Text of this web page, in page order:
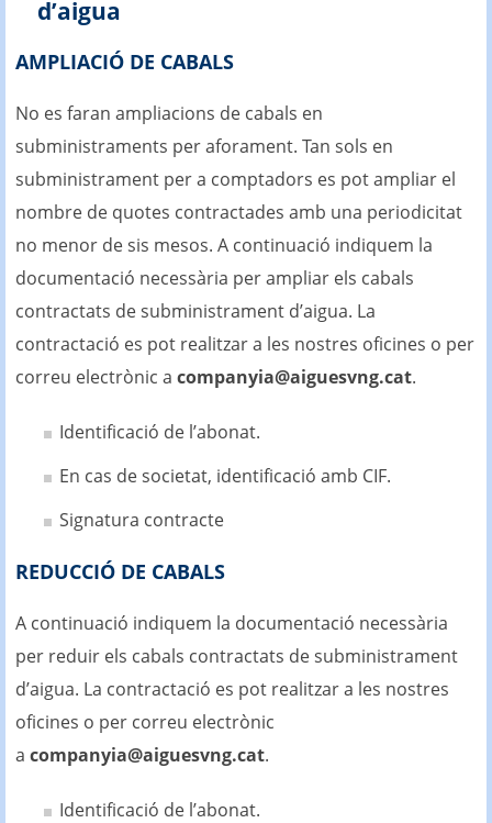
d’aigua
AMPLIACIÓ DE CABALS
No es faran ampliacions de cabals en
subministraments per aforament. Tan sols en
subministrament per a comptadors es pot ampliar el
nombre de quotes contractades amb una periodicitat
no menor de sis mesos. A continuació indiquem la
documentació necessària per ampliar els cabals
contractats de subministrament d’aigua. La
contractació es pot realitzar a les nostres oficines o per
correu electrònic a companyia@aiguesvng.cat.
Identificació de l’abonat.
En cas de societat, identificació amb CIF.
Signatura contracte
REDUCCIÓ DE CABALS
A continuació indiquem la documentació necessària
per reduir els cabals contractats de subministrament
d’aigua. La contractació es pot realitzar a les nostres
oficines o per correu electrònic
a companyia@aiguesvng.cat.
Identificació de l’abonat.